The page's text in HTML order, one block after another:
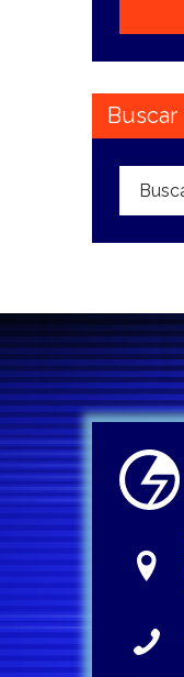
Buscar
Buscar: